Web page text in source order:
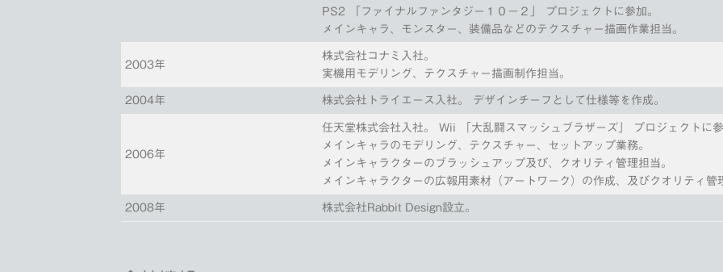
PS2 「ファイナルファンタジー１０－２」 プロジェクトに参加。
メインキャラ、モンスター、装備品などのテクスチャー描画作業担当。
2003年
株式会社コナミ入社。
実機用モデリング、テクスチャー描画制作担当。
2004年 株式会社トライエース入社。 デザインチーフとして仕様等を作成。
2006年
任天堂株式会社入社。 Wii 「大乱闘スマッシュブラザーズ」 プロジェクトに参
メインキャラのモデリング、テクスチャー、セットアップ業務。
メインキャラクターのブラッシュアップ及び、クオリティ管理担当。
メインキャラクターの広報用素材（アートワーク）の作成、及びクオリティ管
2008年 株式会社Rabbit Design設立。